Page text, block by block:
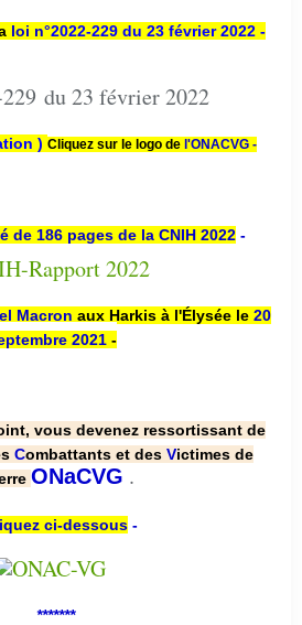
loi n°2022-229 du 23 février 2022 -
du 23 février 2022
) Cliquez sur le logo de l'ONACVG -
de 186 pages de la CNIH 2022 -
Macron aux Harkis à l'Élysée le 20
2021 -
vous devenez ressortissant de
Combattants et des Victimes de
ONaCVG .
ci-dessous-
*******